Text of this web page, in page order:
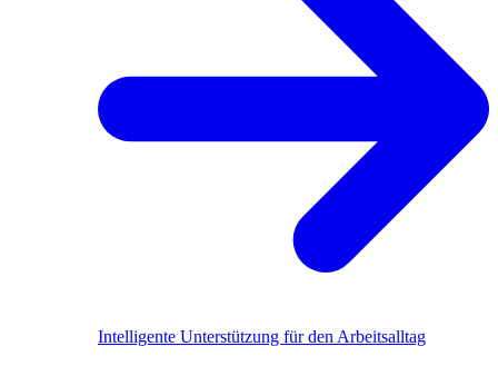
Intelligente Unterstützung für den Arbeitsalltag